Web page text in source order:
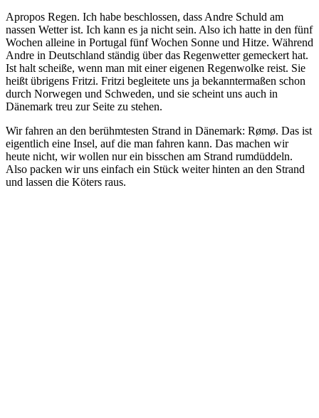
Apropos Regen. Ich habe beschlossen, dass Andre Schuld am
nassen Wetter ist. Ich kann es ja nicht sein. Also ich hatte in den fünf
Wochen alleine in Portugal fünf Wochen Sonne und Hitze. Während
Andre in Deutschland ständig über das Regenwetter gemeckert hat.
Ist halt scheiße, wenn man mit einer eigenen Regenwolke reist. Sie
heißt übrigens Fritzi. Fritzi begleitete uns ja bekanntermaßen schon
durch Norwegen und Schweden, und sie scheint uns auch in
Dänemark treu zur Seite zu stehen.
Wir fahren an den berühmtesten Strand in Dänemark: Rømø. Das ist
eigentlich eine Insel, auf die man fahren kann. Das machen wir
heute nicht, wir wollen nur ein bisschen am Strand rumdüddeln.
Also packen wir uns einfach ein Stück weiter hinten an den Strand
und lassen die Köters raus.